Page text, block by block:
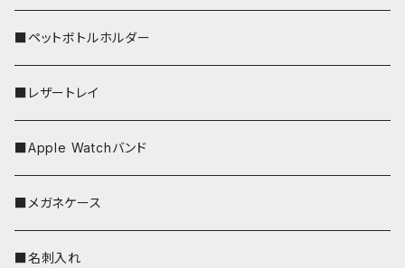
■ペットボトルホルダー
■レザートレイ
■Apple Watchバンド
■メガネケース
■名刺入れ